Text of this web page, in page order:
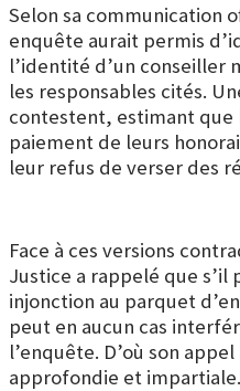
Selon sa communication
enquête aurait permis
l’identité d’un conseiller
les responsables cités.
contestent, estimant que
paiement de leurs
leur refus de verser des
Face à ces versions
Justice a rappelé que
injonction au parquet
peut en aucun cas
l’enquête. D’où son
approfondie et impartiale.